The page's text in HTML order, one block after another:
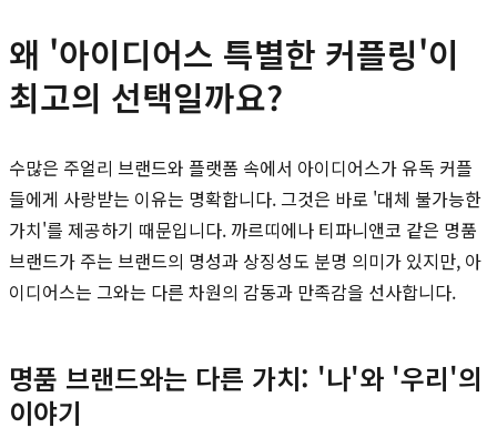
왜 '아이디어스 특별한 커플링'이
최고의 선택일까요?
수많은 주얼리 브랜드와 플랫폼 속에서 아이디어스가 유독 커플
들에게 사랑받는 이유는 명확합니다. 그것은 바로 '대체 불가능한
가치'를 제공하기 때문입니다. 까르띠에나 티파니앤코 같은 명품
브랜드가 주는 브랜드의 명성과 상징성도 분명 의미가 있지만, 아
이디어스는 그와는 다른 차원의 감동과 만족감을 선사합니다.
명품 브랜드와는 다른 가치: '나'와 '우리'의
이야기